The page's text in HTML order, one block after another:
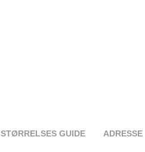
STØRRELSES GUIDE ADRESSE